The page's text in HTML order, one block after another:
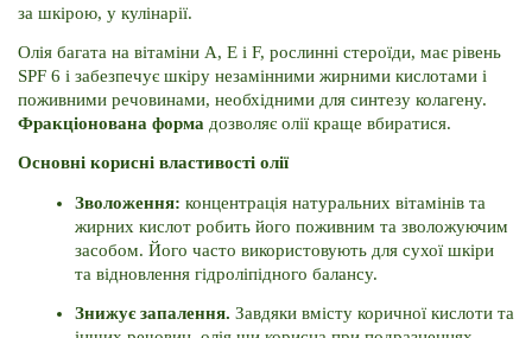
за шкірою, у кулінарії.
Олія багата на вітаміни A, E і F, рослинні стероїди, має рівень
SPF 6 і забезпечує шкіру незамінними жирними кислотами і
Фракціонована форма дозволяє олії краще вбиратися.
Основні корисні властивості олії
Зволоження: концентрація натуральних вітамінів та
жирних кислот робить його поживним та зволожуючим
засобом. Його часто використовують для сухої шкіри
та відновлення гідроліпідного балансу.
Знижує запалення. Завдяки вмісту коричної кислоти та